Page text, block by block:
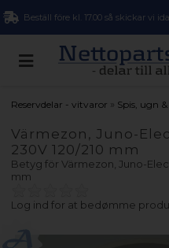
Beställ före kl. 17.00 så skickar vi
Reservdelar - vitvaror » Spis, ugn
Värmezon, Juno-
230V 120/210 mm
Betyg förVärmezon, Juno-
mm
Log ind for at bedømme